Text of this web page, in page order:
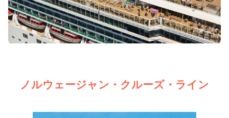
ノルウェージャン・クルーズ・ライン